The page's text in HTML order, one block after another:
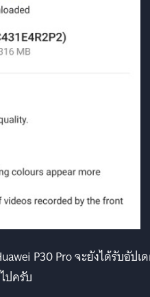
P30 Pro จะยังได้รับอัปเ
ปครับ